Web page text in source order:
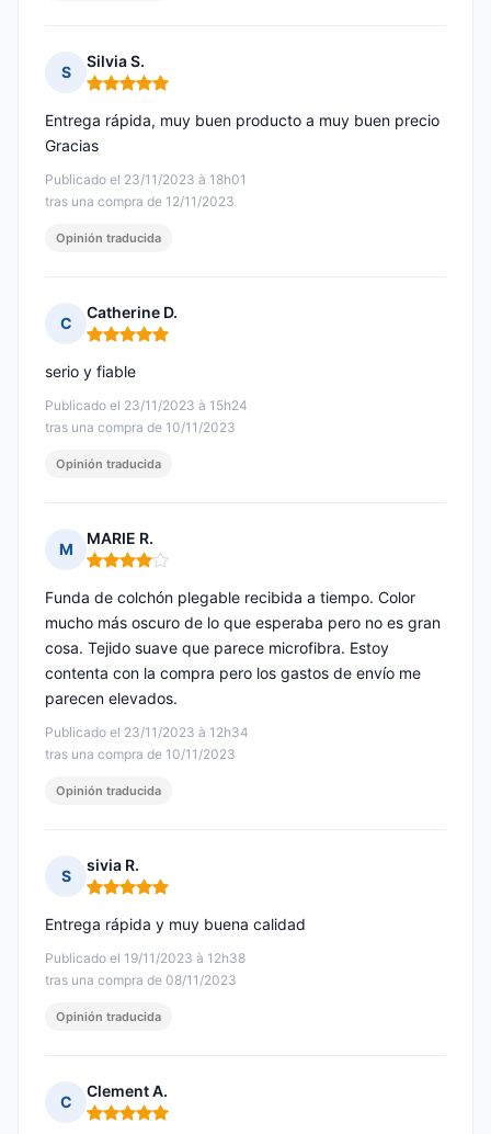
S
Silvia S.
Nota: 5 de 5
Publicado el 23/11/2023 à 18h01
tras una compra de 12/11/2023
Entrega rápida, muy buen producto a muy buen precio
Gracias
Opinión traducida
C
Catherine D.
Nota: 5 de 5
Publicado el 23/11/2023 à 15h24
tras una compra de 10/11/2023
serio y fiable
Opinión traducida
M
MARIE R.
Nota: 4 de 5
Publicado el 23/11/2023 à 12h34
tras una compra de 10/11/2023
Funda de colchón plegable recibida a tiempo. Color
mucho más oscuro de lo que esperaba pero no es gran
cosa. Tejido suave que parece microfibra. Estoy
contenta con la compra pero los gastos de envío me
parecen elevados.
Opinión traducida
S
sivia R.
Nota: 5 de 5
Publicado el 19/11/2023 à 12h38
tras una compra de 08/11/2023
Entrega rápida y muy buena calidad
Opinión traducida
C
Clement A.
Nota: 5 de 5